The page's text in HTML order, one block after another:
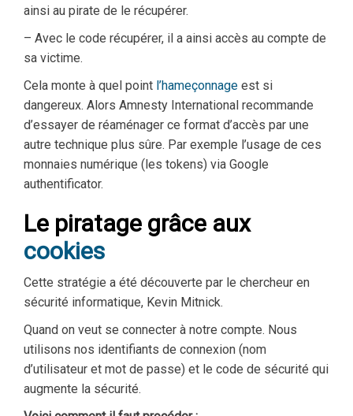
ainsi au pirate de le récupérer.
– Avec le code récupérer, il a ainsi accès au compte de
sa victime.
Cela monte à quel point l’hameçonnage est si
dangereux. Alors Amnesty International recommande
d’essayer de réaménager ce format d’accès par une
autre technique plus sûre. Par exemple l’usage de ces
monnaies numérique (les tokens) via Google
authentificator.
Le piratage grâce aux
cookies
Cette stratégie a été découverte par le chercheur en
sécurité informatique, Kevin Mitnick.
Quand on veut se connecter à notre compte. Nous
utilisons nos identifiants de connexion (nom
d’utilisateur et mot de passe) et le code de sécurité qui
augmente la sécurité.